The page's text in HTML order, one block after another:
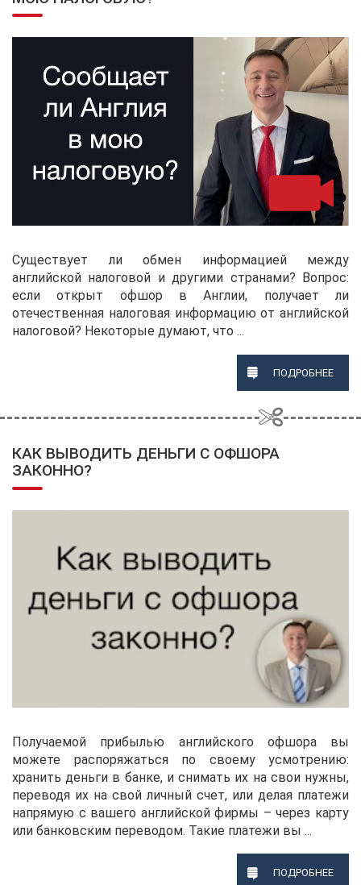
Существует ли обмен информацией между
английской налоговой и другими странами? Вопрос:
если открыт офшор в Англии, получает ли
отечественная налоговая информацию от английской
налоговой? Некоторые думают, что ...
ПОДРОБНЕЕ
КАК ВЫВОДИТЬ ДЕНЬГИ С ОФШОРА
ЗАКОННО?
Получаемой прибылью английского офшора вы
можете распоряжаться по своему усмотрению:
хранить деньги в банке, и снимать их на свои нужны,
переводя их на свой личный счет, или делая платежи
напрямую с вашего английской фирмы – через карту
или банковским переводом. Такие платежи вы ...
ПОДРОБНЕЕ